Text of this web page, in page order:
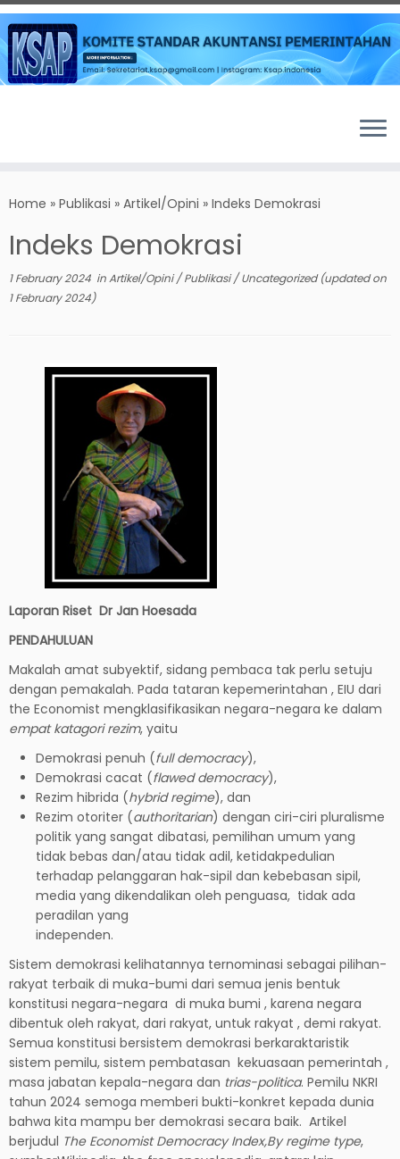
toHome » Publikasi » Artikel/Opini » Indeks Demokrasi
Indeks Demokrasi
1 February 2024 inArtikel/Opini/Publikasi/Uncategorized(updated on
1 February 2024)
Laporan Riset Dr Jan Hoesada
PENDAHULUAN
Makalah amat subyektif, sidang pembaca tak perlu setuju
dengan pemakalah. Pada tataran kepemerintahan , EIU dari
the Economist mengklasifikasikan negara-negara ke dalam
empat katagori rezim, yaitu
Demokrasi penuh (full democracy),
Demokrasi cacat (flawed democracy),
Rezim hibrida (hybrid regime), dan
Rezim otoriter (authoritarian) dengan ciri-ciri pluralisme
politik yang sangat dibatasi, pemilihan umum yang
tidak bebas dan/atau tidak adil, ketidakpedulian
terhadap pelanggaran hak-sipil dan kebebasan sipil,
media yang dikendalikan oleh penguasa, tidak ada
peradilan yang
independen.
Sistem demokrasi kelihatannya ternominasi sebagai pilihan-
rakyat terbaik di muka-bumi dari semua jenis bentuk
konstitusi negara-negara di muka bumi , karena negara
dibentuk oleh rakyat, dari rakyat, untuk rakyat , demi rakyat.
Semua konstitusi bersistem demokrasi berkaraktaristik
sistem pemilu, sistem pembatasan kekuasaan pemerintah ,
masa jabatan kepala-negara dan trias-politica. Pemilu NKRI
tahun 2024 semoga memberi bukti-konkret kepada dunia
bahwa kita mampu ber demokrasi secara baik. Artikel
berjudul The Economist Democracy Index,By regime type,